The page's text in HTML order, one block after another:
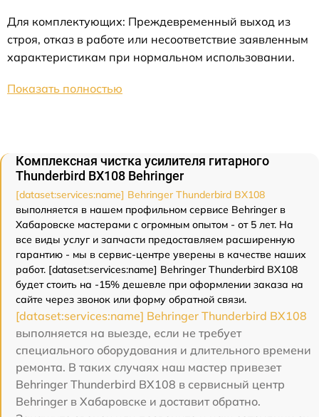
Для комплектующих: Преждевременный выход из
строя, отказ в работе или несоответствие заявленным
характеристикам при нормальном использовании.
Показать полностью
Комплексная чистка усилителя гитарного
Thunderbird BX108 Behringer
[dataset:services:name] Behringer Thunderbird BX108
выполняется в нашем профильном сервисе Behringer в
Хабаровске мастерами с огромным опытом - от 5 лет. На
все виды услуг и запчасти предоставляем расширенную
гарантию - мы в сервис-центре уверены в качестве наших
работ. [dataset:services:name] Behringer Thunderbird BX108
будет стоить на -15% дешевле при оформлении заказа на
сайте через звонок или форму обратной связи.
[dataset:services:name] Behringer Thunderbird BX108
выполняется на выезде, если не требует
специального оборудования и длительного времени
ремонта. В таких случаях наш мастер привезет
Behringer Thunderbird BX108 в сервисный центр
Behringer в Хабаровске и доставит обратно.